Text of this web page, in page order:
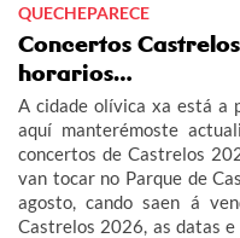
QUECHEPARECE
Concertos
horarios…
A cidade olívica xa está a
aquí manterémoste
concertos de Castrelos
van tocar no Parque de
agosto, cando saen á
Castrelos 2026, as datas